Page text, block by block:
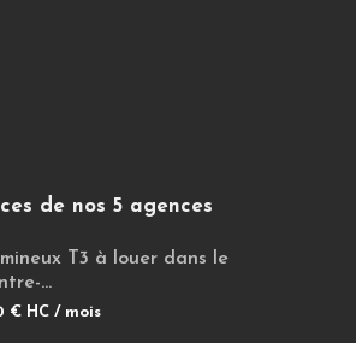
de nos 5 agences
T3 à louer dans le
...
€ HC / mois